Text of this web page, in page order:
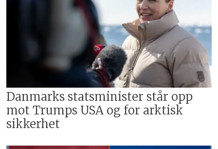
Danmarks statsminister står opp
mot Trumps USA og for arktisk
sikkerhet